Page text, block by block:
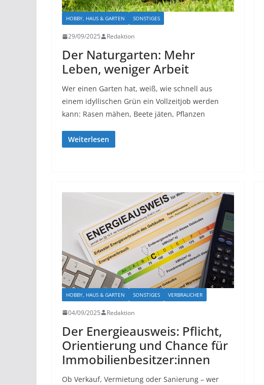
HOBBY, HAUS & GARTEN SONSTIGES
29/09/2025 Redaktion
Der Naturgarten: Mehr
Leben, weniger Arbeit
Wer einen Garten hat, weiß, wie schnell aus
einem idyllischen Grün ein Vollzeitjob werden
kann: Rasen mähen, Beete jäten, Pflanzen
Weiterlesen
HOBBY, HAUS & GARTEN SONSTIGES VERBRAUCHER
04/09/2025 Redaktion
​Der Energieausweis: Pflicht,
Orientierung und Chance für
Immobilienbesitzer:innen
Ob Verkauf, Vermietung oder Sanierung – wer